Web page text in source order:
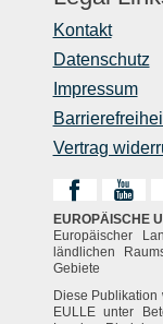
Kontakt
Datenschutz
Impressum
Vertrag
EUROPÄISCHE
Europäischer
ländlichen
Gebiete
Diese Publikation
EULLE unter